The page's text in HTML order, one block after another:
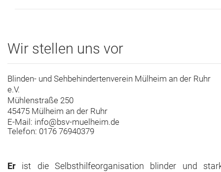
Wir stellen uns vor
Blinden- und Sehbehindertenverein Mülheim an der Ruhr
e.V.
Mühlenstraße 250
45475 Mülheim an der Ruhr
E-Mail: info@bsv-muelheim.de
Telefon: 0176 76940379
Er ist die Selbsthilfeorganisation blinder und